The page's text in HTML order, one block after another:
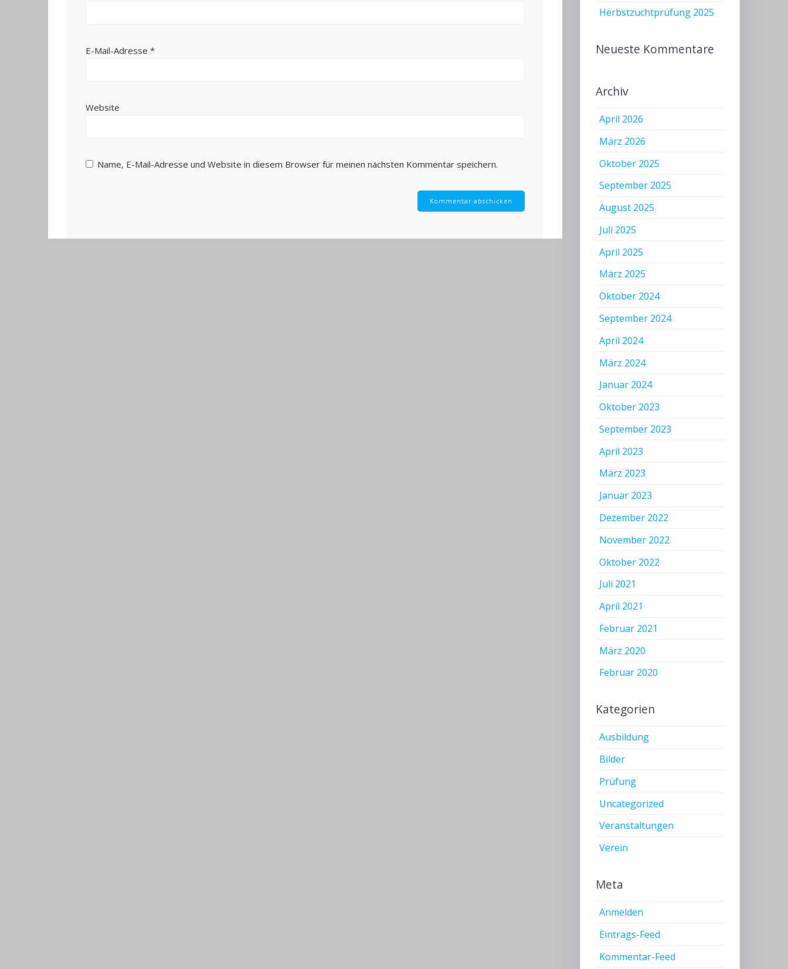
E-Mail-Adresse*
Website
Name, E-Mail-Adresse und Website in diesem Browser für meinen nächsten Kommentar speichern.
Herbstzuchtprüfung 2025
Neueste Kommentare
Archiv
April 2026
März 2026
Oktober 2025
September 2025
August 2025
Juli 2025
April 2025
März 2025
Oktober 2024
September 2024
April 2024
März 2024
Januar 2024
Oktober 2023
September 2023
April 2023
März 2023
Januar 2023
Dezember 2022
November 2022
Oktober 2022
Juli 2021
April 2021
Februar 2021
März 2020
Februar 2020
Kategorien
Ausbildung
Bilder
Prüfung
Uncategorized
Veranstaltungen
Verein
Meta
Anmelden
Eintrags-Feed
Kommentar-Feed